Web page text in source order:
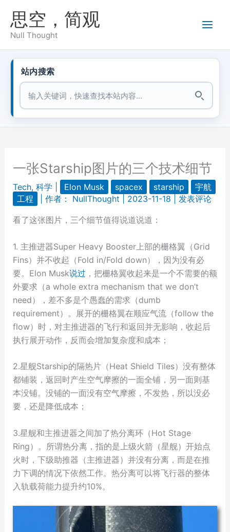
思空，简观
Null Thought
站内搜索
站内搜索
一张Starship图片的三个技术细节
Tech, 科学 Elon Musk spacex starship
宇航
工程
| 作者： NullThought 2023-11-18 发表评论
看了这张图片，三个细节值得说道说道：
1. 主推进器Super Heavy Booster上部的栅格翼（Grid
Fins）并不收起（Fold in/Fold down），因为没有必
要。Elon Musk说过 ，把栅格翼收起来是一个不需要的额
外要求（a whole extra mechanism that we don’t
need），差不多是个愚蠢的需求（dumb
requirement）。展开的栅格翼在顺应气流（follow the
flow）时，对主推进器的飞行和返回并无影响，收起后
执行展开动作，反而会增加复杂度和成本；
2.星舰Starship的隔热片（Heat Shield Tiles）没有整体
都铺装，返回时产生空气摩擦的一面全铺，另一面则基
本没铺。没铺的一面没有空气摩擦，不发热，所以没必
要，还是降低成本；
3.星舰和主推进器之间加了热分离环（Hot Stage
Ring）。所谓热分离，指的是上级火箭（星舰）开始点
火时，下级助推器（主推进器）并没有分离，而是在推
力下调的情况下依然工作。热分离可以将飞行器的整体
入轨载荷能力提升约10%。